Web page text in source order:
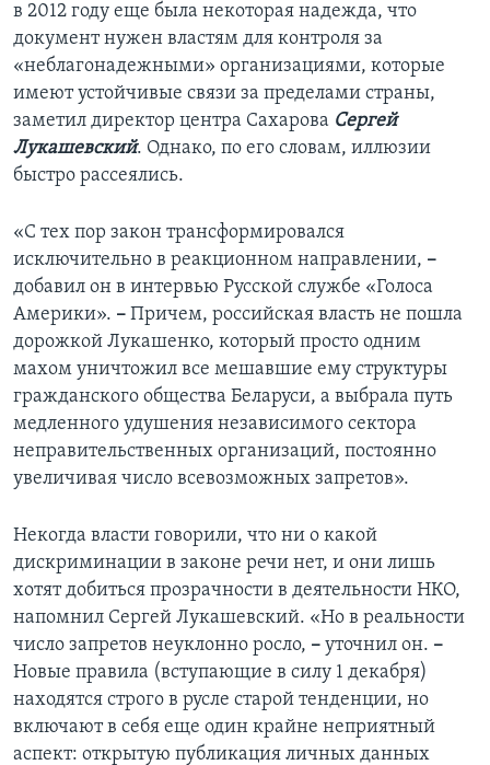
в 2012 году еще была некоторая надежда, что
документ нужен властям для контроля за
«неблагонадежными» организациями, которые
имеют устойчивые связи за пределами страны,
заметил директор центра Сахарова Сергей
Лукашевский. Однако, по его словам, иллюзии
быстро рассеялись.
«С теx пор закон трансформировался
исключительно в реакционном направлении, –
добавил он в интервью Русской службе «Голоса
Америки». – Причем, российская власть не пошла
дорожкой Лукашенко, который просто одним
махом уничтожил все мешавшие ему структуры
гражданского общества Беларуси, а выбрала путь
медленного удушения независимого сектора
неправительственных организаций, постоянно
увеличивая число всевозможных запретов».
Некогда власти говорили, что ни о какой
дискриминации в законе речи нет, и они лишь
хотят добиться прозрачности в деятельности НКО,
напомнил Сергей Лукашевский. «Но в реальности
число запретов неуклонно росло, – уточнил он. –
Новые правила (вступающие в силу 1 декабря)
находятся строго в русле старой тенденции, но
включают в себя еще один крайне неприятный
аспект: открытую публикация личных данных